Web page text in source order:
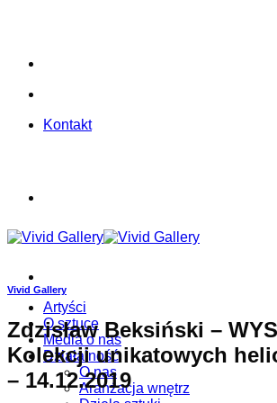
Kontakt
Artyści
O sztuce
Media o nas
Działalność
O nas
Aranżacja wnętrz
Vivid Gallery
Zdzisław Beksiński –
Kolekcji unikatowych
– 14.12.2019